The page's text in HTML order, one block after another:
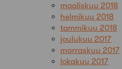
maaliskuu 2018
helmikuu 2018
tammikuu 2018
joulukuu 2017
marraskuu 2017
lokakuu 2017